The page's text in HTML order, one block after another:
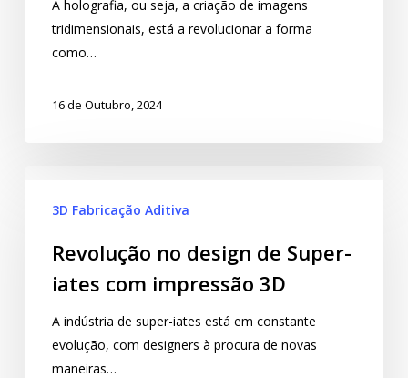
A holografia, ou seja, a criação de imagens
tridimensionais, está a revolucionar a forma
como…
16 de Outubro, 2024
3D Fabricação Aditiva
Revolução no design de Super-
iates com impressão 3D
A indústria de super-iates está em constante
evolução, com designers à procura de novas
maneiras…